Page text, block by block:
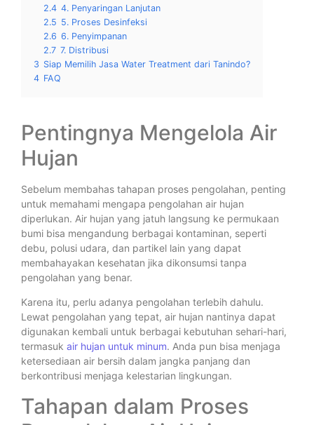
2.4 4. Penyaringan Lanjutan
2.5 5. Proses Desinfeksi
2.6 6. Penyimpanan
2.7 7. Distribusi
3 Siap Memilih Jasa Water Treatment dari Tanindo?
4 FAQ
Pentingnya Mengelola Air
Hujan
Sebelum membahas tahapan proses pengolahan, penting
untuk memahami mengapa pengolahan air hujan
diperlukan. Air hujan yang jatuh langsung ke permukaan
bumi bisa mengandung berbagai kontaminan, seperti
debu, polusi udara, dan partikel lain yang dapat
membahayakan kesehatan jika dikonsumsi tanpa
pengolahan yang benar.
Karena itu, perlu adanya pengolahan terlebih dahulu.
Lewat pengolahan yang tepat, air hujan nantinya dapat
digunakan kembali untuk berbagai kebutuhan sehari-hari,
termasuk air hujan untuk minum. Anda pun bisa menjaga
ketersediaan air bersih dalam jangka panjang dan
berkontribusi menjaga kelestarian lingkungan.
Tahapan dalam Proses